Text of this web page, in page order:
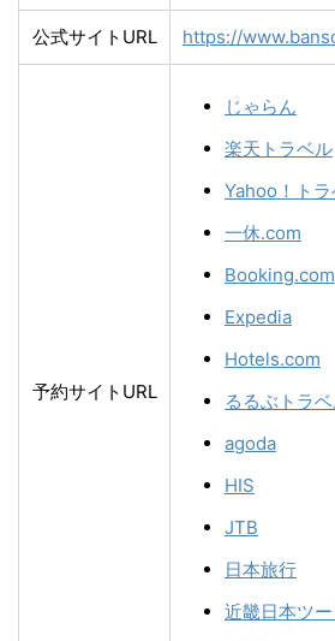
公式サイトURL https://
予約サイトURL
じゃらん
楽天トラベル
Yahoo！ト
一休.com
Booking.com
Expedia
Hotels.com
るるぶトラ
agoda
HIS
JTB
日本旅行
近畿日本ツー